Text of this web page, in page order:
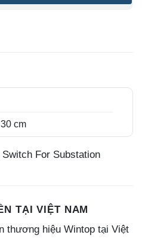
cm
For Substation
TẠI VIỆT NAM
thương hiệu Wintop tại Việt